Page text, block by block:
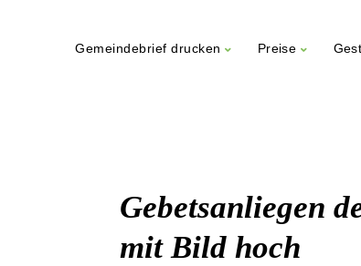
Gemeindebrief drucken Preise
Gebetsanliegen
mit Bild hoch